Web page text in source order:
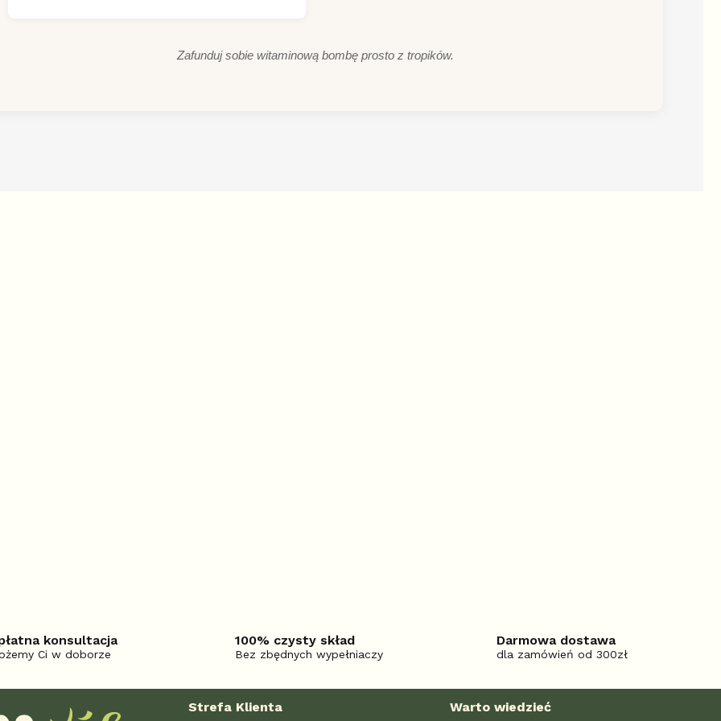
Zafunduj sobie witaminową bombę prosto z tropików.
konsultacja
Ci w doborze
100% czysty skład
Bez zbędnych wypełniaczy
Darmowa dostawa
dla zamówień od 300zł
Strefa Klienta Warto wiedzieć